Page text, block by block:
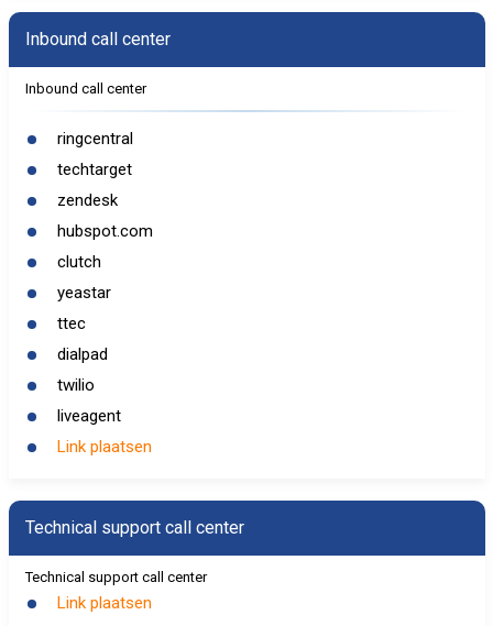
Inbound call center
Inbound call center
ringcentral
techtarget
zendesk
hubspot.com
clutch
yeastar
ttec
dialpad
twilio
liveagent
Link plaatsen
Technical support call center
Technical support call center
Link plaatsen